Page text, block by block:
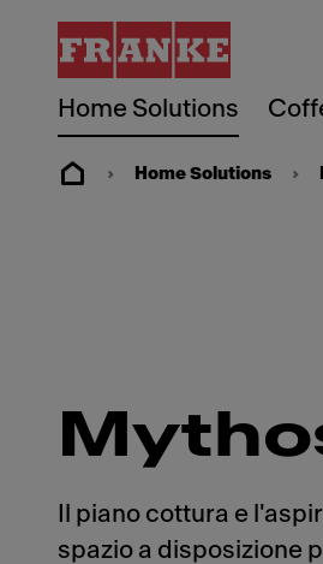
Home Solutions
Home Solutions
Il piano cottura e
spazio a disposizione